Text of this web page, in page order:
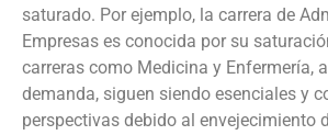
saturado. Por ejemplo, la carrera de
Empresas es conocida por su
carreras como Medicina y Enfermería,
demanda, siguen siendo esenciales y
perspectivas debido al envejecimiento